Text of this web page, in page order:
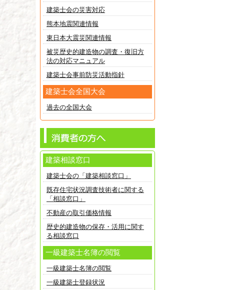
建築士会の災害対応
熊本地震関連情報
東日本大震災関連情報
被災歴史的建造物の調査・復旧方
法の対応マニュアル
建築士会事前防災活動指針
建築士会全国大会
過去の全国大会
建築相談窓口
建築士会の「建築相談窓口」
既存住宅状況調査技術者に関する
「相談窓口」
不動産の取引価格情報
歴史的建造物の保存・活用に関す
る相談窓口
一級建築士名簿の閲覧
一級建築士名簿の閲覧
一級建築士登録状況